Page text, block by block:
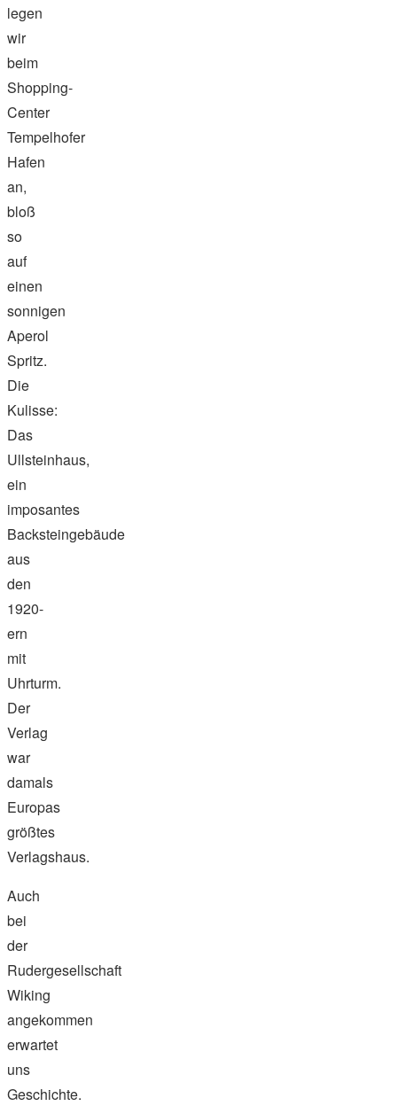
legen
wir
beim
Shopping-
Center
Tempelhofer
Hafen
an,
bloß
so
auf
einen
sonnigen
Aperol
Spritz.
Die
Kulisse:
Das
Ullsteinhaus,
ein
imposantes
Backsteingebäude
aus
den
1920-
ern
mit
Uhrturm.
Der
Verlag
war
damals
Europas
größtes
Verlagshaus.
Auch
bei
der
Rudergesellschaft
Wiking
angekommen
erwartet
uns
Geschichte.